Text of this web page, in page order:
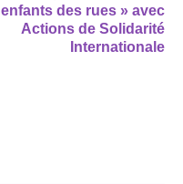
enfants des rues » avec
Actions de Solidarité
Internationale